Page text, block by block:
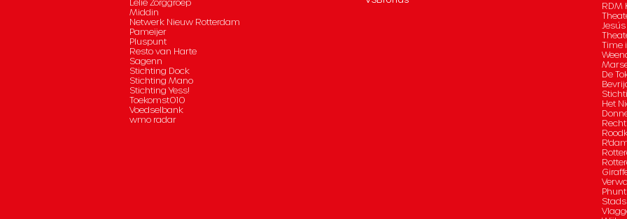
Lelie Zorggroep
Middin
Netwerk Nieuw Rotterdam
Pameijer
Pluspunt
Resto van Harte
Sagenn
Stichting Dock
Stichting Mano
Stichting Yess!
Toekomst010
Voedselbank
wmo radar
RDM
Time
De
Het